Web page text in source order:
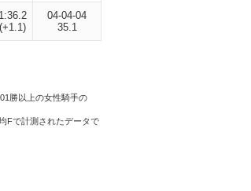
1:36.2
(+1.1)
04-04-04
35.1
勝以上の女性騎手の
Fで計測されたデータで